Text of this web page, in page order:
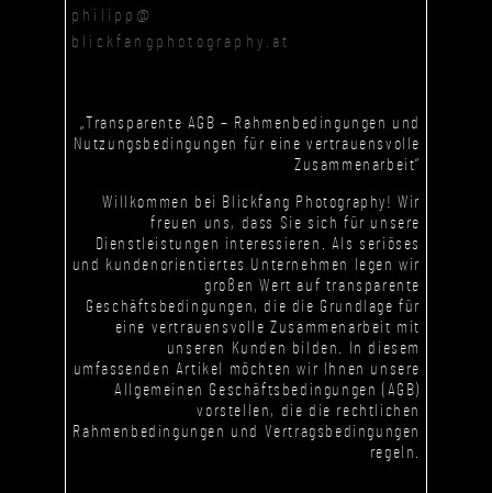
philipp@
blickfangphotography.at
„Transparente AGB – Rahmenbedingungen und
Nutzungsbedingungen für eine vertrauensvolle
Zusammenarbeit“
Willkommen bei Blickfang Photography! Wir
freuen uns, dass Sie sich für unsere
Dienstleistungen interessieren. Als seriöses
und kundenorientiertes Unternehmen legen wir
großen Wert auf transparente
Geschäftsbedingungen, die die Grundlage für
eine vertrauensvolle Zusammenarbeit mit
unseren Kunden bilden. In diesem
umfassenden Artikel möchten wir Ihnen unsere
Allgemeinen Geschäftsbedingungen (AGB)
vorstellen, die die rechtlichen
Rahmenbedingungen und Vertragsbedingungen
regeln.